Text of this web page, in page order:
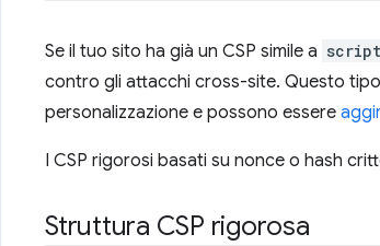
Se il tuo sito ha già un CSP simile a
contro gli attacchi cross-site. Questo
personalizzazione e possono essere
I CSP rigorosi basati su nonce o hash
Struttura CSP rigorosa